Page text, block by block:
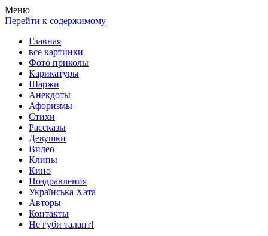
Весела хата — прикольные картинки, смешные истории,
клипы!
Покажем всем ваши фото приколы, карикатуры, шаржи, стихи,
рассказы, видео и песни!
Меню
Перейти к содержимому
Главная
все картинки
Фото приколы
Карикатуры
Шаржи
Анекдоты
Афоризмы
Стихи
Рассказы
Девушки
Видео
Клипы
Кино
Поздравления
Українська Хата
Авторы
Контакты
Не губи талант!